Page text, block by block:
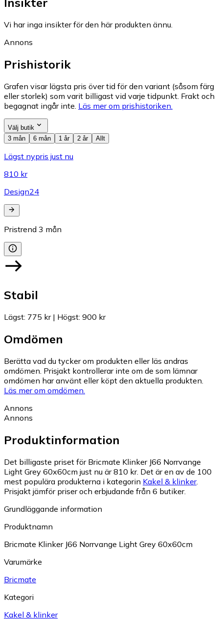
Vi har inga insikter för den här produkten ännu.
Annons
Prishistorik
Grafen visar lägsta pris över tid för den variant (såsom färg
eller storlek) som varit billigast vid varje tidpunkt. Frakt och
begagnat ingår inte. Läs mer om prishistoriken.
Välj butik
3 mån
6 mån 1 år 2 år Allt
Lägst nypris just nu
810 kr
Design24
Pristrend 3 mån
Stabil
Lägst: 775 kr| Högst: 900 kr
Omdömen
Berätta vad du tycker om produkten eller läs andras
omdömen. Prisjakt kontrollerar inte om de som lämnar
omdömen har använt eller köpt den aktuella produkten.
Läs mer om omdömen.
Annons
Annons
Produktinformation
Det billigaste priset för Bricmate Klinker J66 Norrvange
Light Grey 60x60cm just nu är 810 kr. Det är en av de 100
mest populära produkterna i kategorin Kakel & klinker.
Prisjakt jämför priser och erbjudande från 6 butiker.
Grundläggande information
Produktnamn
Bricmate Klinker J66 Norrvange Light Grey 60x60cm
Varumärke
Bricmate
Kategori
Kakel & klinker